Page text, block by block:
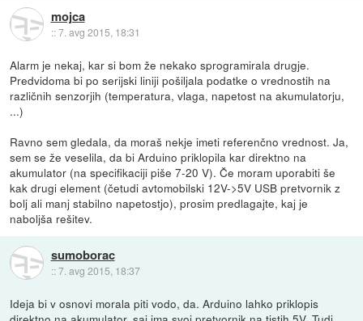
mojca
::7. avg 2015, 18:31
Alarm je nekaj, kar si bom že nekako sprogramirala drugje.
Predvidoma bi po serijski liniji pošiljala podatke o vrednostih na
različnih senzorjih (temperatura, vlaga, napetost na akumulatorju,
...)
Ravno sem gledala, da moraš nekje imeti referenčno vrednost. Ja,
sem se že veselila, da bi Arduino priklopila kar direktno na
akumulator (na specifikaciji piše 7-20 V). Če moram uporabiti še
kak drugi element (četudi avtomobilski 12V->5V USB pretvornik z
bolj ali manj stabilno napetostjo), prosim predlagajte, kaj je
naboljša rešitev.
sumoborac
::7. avg 2015, 18:37
Ideja bi v osnovi morala piti vodo, da. Arduino lahko priklopis